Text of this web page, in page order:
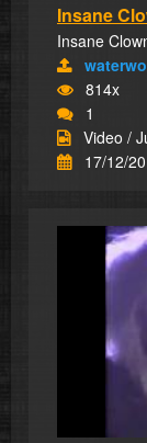
Insane
Insane
814x
1
Video /
17/12/